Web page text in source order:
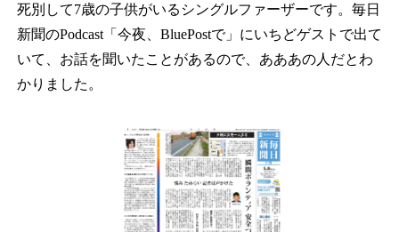
死別して7歳の子供がいるシングルファーザーです。毎日
新聞のPodcast「今夜、BluePostで」にいちどゲストで出て
いて、お話を聞いたことがあるので、あああの人だとわ
かりました。